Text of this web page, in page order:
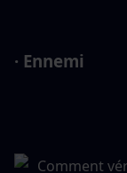
· Ennemi